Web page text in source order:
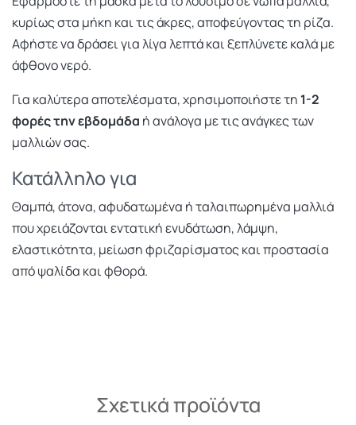
κυρίως στα μήκη και τις άκρες, αποφεύγοντας τη ρίζα.
Αφήστε να δράσει για λίγα λεπτά και ξεπλύνετε καλά με
άφθονο νερό.
Για καλύτερα αποτελέσματα, χρησιμοποιήστε τη 1-2
φορές την εβδομάδα ή ανάλογα με τις ανάγκες των
μαλλιών σας.
Κατάλληλο για
Θαμπά, άτονα, αφυδατωμένα ή ταλαιπωρημένα μαλλιά
που χρειάζονται εντατική ενυδάτωση, λάμψη,
ελαστικότητα, μείωση φριζαρίσματος και προστασία
από ψαλίδα και φθορά.
Σχετικά προϊόντα